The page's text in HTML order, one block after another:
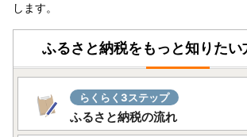
します。
ふるさと納税をもっと知りたい
らくらく3ステップ
ふるさと納税の流れ